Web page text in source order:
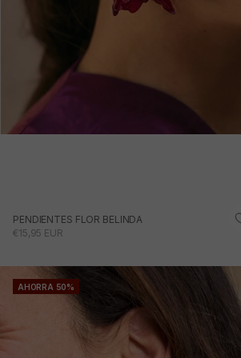
PENDIENTES FLOR BELINDA
PRECIO DE OFERTA
€15,95 EUR
AHORRA 50%